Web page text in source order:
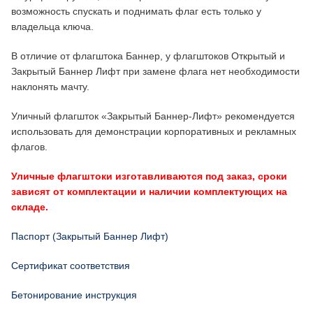
возможность спускать и поднимать флаг есть только у
владельца ключа.
В отличие от флагштока Баннер, у флагштоков Открытый и
Закрытый Баннер Лифт при замене флага нет необходимости
наклонять мачту.
Уличный флагшток «Закрытый Баннер-Лифт» рекомендуется
использовать для демонстрации корпоративных и рекламных
флагов.
Уличные флагштоки изготавливаются под заказ, сроки
зависят от комплектации и наличии комплектующих на
складе.
Паспорт (Закрытый Баннер Лифт)
Сертификат соответствия
Бетонирование инструкция